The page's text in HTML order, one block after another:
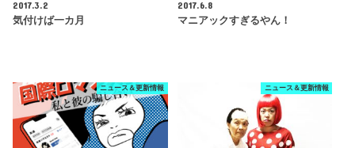
2017.3.2
気付けば一カ月
2017.6.8
マニアックすぎるやん！
ニュース＆更新情報 ニュース＆更新情報